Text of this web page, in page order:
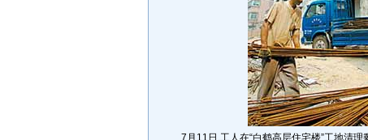
7月11日,工人在“白鹤高层住宅楼”工地清